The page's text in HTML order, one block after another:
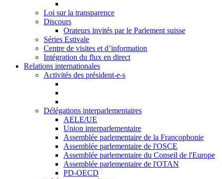
Loi sur la transparence
Discours
Orateurs invités par le Parlement suisse
Séries Estivale
Centre de visites et d’information
Intégration du flux en direct
Relations internationales
Activités des président-e-s
Délégations interparlementaires
AELE/UE
Union interparlementaire
Assemblée parlementaire de la Francophonie
Assemblée parlementaire de l'OSCE
Assemblée parlementaire du Conseil de l'Europe
Assemblée parlementaire de l'OTAN
PD-OECD